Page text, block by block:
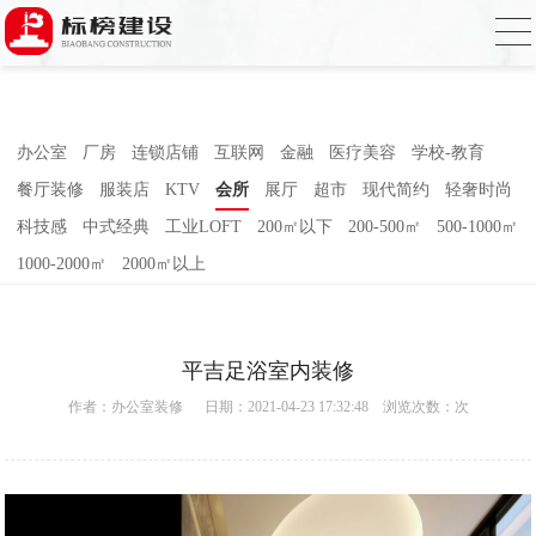
麻豆电影网,91精品麻豆视频,麻豆成人在线
视频,国产AV无码乱码国产精品麻豆
办公室 厂房 连锁店铺 互联网 金融 医疗美容 学校-教育
餐厅装修 服装店 KTV 会所 展厅 超市 现代简约 轻奢时尚
科技感 中式经典 工业LOFT 200㎡以下 200-500㎡ 500-1000㎡
1000-2000㎡ 2000㎡以上
平吉足浴室内装修
作者： 办公室装修 日期：2021-04-23 17:32:48 浏览次数： 次